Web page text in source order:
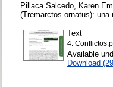
Pillaca Salcedo, Karen
(Tremarctos ornatus): una
Text
4.
Available
Download